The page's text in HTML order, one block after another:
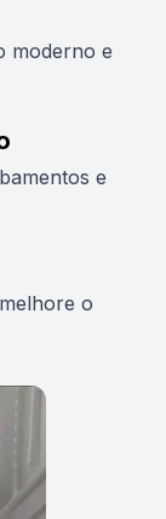
moderno e
e
o